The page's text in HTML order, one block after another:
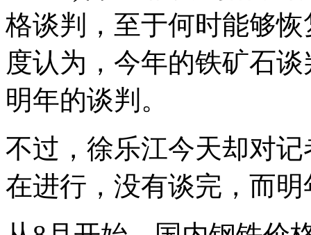
格谈判，至于何时能够
度认为，今年的铁矿石
明年的谈判。
不过，徐乐江今天却对
在进行，没有谈完，而